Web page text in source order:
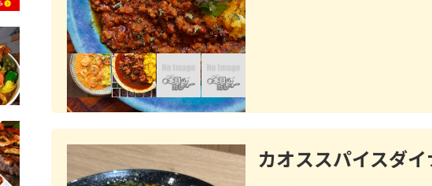
カオススパイスダ